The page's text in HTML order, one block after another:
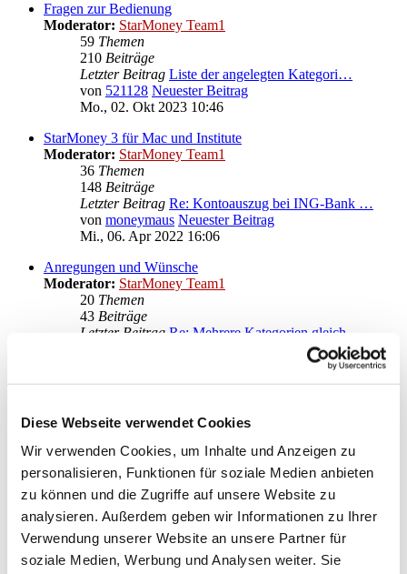
Diese Webseite verwendet Cookies
Wir verwenden Cookies, um Inhalte und Anzeigen zu
personalisieren, Funktionen für soziale Medien anbieten
zu können und die Zugriffe auf unsere Website zu
analysieren. Außerdem geben wir Informationen zu Ihrer
Verwendung unserer Website an unsere Partner für
soziale Medien, Werbung und Analysen weiter. Sie
Fragen zur Bedienung
Moderator: StarMoney Team1
59 Themen
210 Beiträge
Letzter Beitrag Liste der angelegten Kategori…
von 521128 Neuester Beitrag
Mo., 02. Okt 2023 10:46
StarMoney 3 für Mac und Institute
Moderator: StarMoney Team1
36 Themen
148 Beiträge
Letzter Beitrag Re: Kontoauszug bei ING-Bank …
von moneymaus Neuester Beitrag
Mi., 06. Apr 2022 16:06
Anregungen und Wünsche
Moderator: StarMoney Team1
20 Themen
43 Beiträge
Letzter Beitrag Re: Mehrere Kategorien gleich…
Star Finanz GmbH
↳ Ankündigungen der Star Finanz GmbH
↳ Inhalte OnlineUpdates (Produktaktualisierungen)
StarMoney Deluxe 15
↳ Allgemeine Fragen zu StarMoney Deluxe 15
↳ Installation von StarMoney Deluxe 15
↳ Bedienung von StarMoney Deluxe 15
↳ StarMoney Deluxe 15 und Institute
↳ Anregungen und Wünsche zu StarMoney Deluxe 15